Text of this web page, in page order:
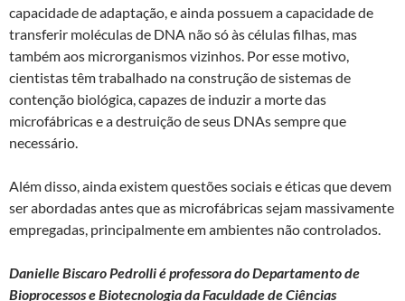
capacidade de adaptação, e ainda possuem a capacidade de
transferir moléculas de DNA não só às células filhas, mas
também aos microrganismos vizinhos. Por esse motivo,
cientistas têm trabalhado na construção de sistemas de
contenção biológica, capazes de induzir a morte das
microfábricas e a destruição de seus DNAs sempre que
necessário.
Além disso, ainda existem questões sociais e éticas que devem
ser abordadas antes que as microfábricas sejam massivamente
empregadas, principalmente em ambientes não controlados.
Danielle Biscaro Pedrolli é professora do Departamento de
Bioprocessos e Biotecnologia da Faculdade de Ciências